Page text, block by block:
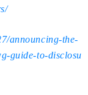
announcing-the-
guide-to-disclosu